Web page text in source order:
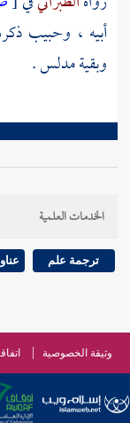
أبيه ، وحبيب
وبقيةمدلس .
الخدمات العلمية
ترجمة علم
وثيقة الخصوصية